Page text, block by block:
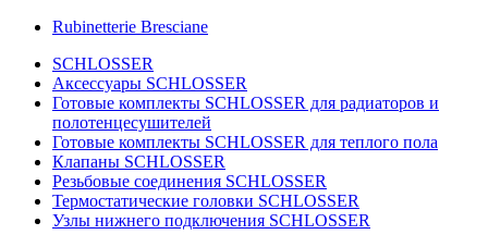
Rubinetterie Bresciane
SCHLOSSER
Аксессуары SCHLOSSER
Готовые комплекты SCHLOSSER для радиаторов и
полотенцесушителей
Готовые комплекты SCHLOSSER для теплого пола
Клапаны SCHLOSSER
Резьбовые соединения SCHLOSSER
Термостатические головки SCHLOSSER
Узлы нижнего подключения SCHLOSSER